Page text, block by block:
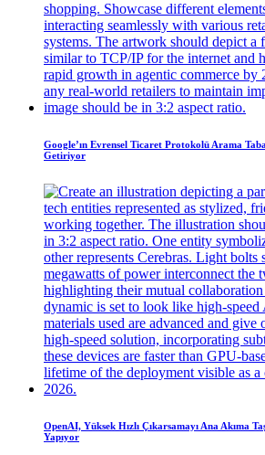
Google’ın Evrensel Ticaret Protokolü Arama
Getiriyor
OpenAI, Yüksek Hızlı Çıkarsamayı Ana Akıma
Yapıyor